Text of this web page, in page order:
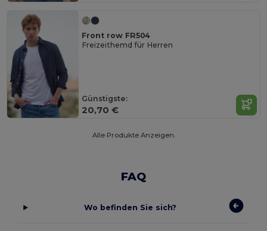
Front row FR504
Freizeithemd für Herren
Günstigste:
20,70 €
Alle Produkte Anzeigen.
FAQ
Wo befinden Sie sich?